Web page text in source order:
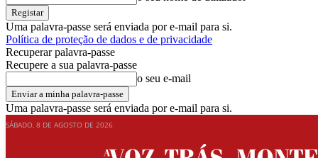
Uma palavra-passe será enviada por e-mail para si.
Política de proteção de dados e de privacidade
Recuperar palavra-passe
Recupere a sua palavra-passe
o seu e-mail
Uma palavra-passe será enviada por e-mail para si.
SÁBADO, 8 DE AGOSTO DE 2026